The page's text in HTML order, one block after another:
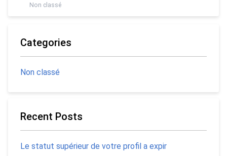
Non classé
Categories
Non classé
Recent Posts
Le statut supérieur de votre profil a expir